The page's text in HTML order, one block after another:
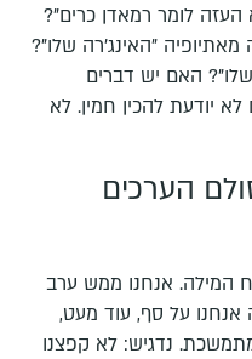
העזה לומר רמאדן כרים"?
"האינג'רה שלו"?
האם יש דברים
יודעת להכין חמין. לא
הערכים
המילה. אנחנו ממש ערב
אנחנו על סף, עוד מעט,
נדגיש: לא קפצנו